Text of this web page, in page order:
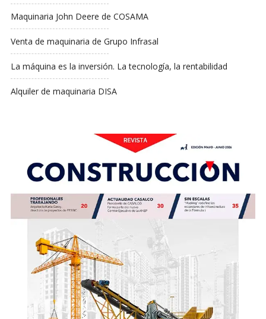
Maquinaria John Deere de COSAMA
Venta de maquinaria de Grupo Infrasal
La máquina es la inversión. La tecnología, la rentabilidad
Alquiler de maquinaria DISA